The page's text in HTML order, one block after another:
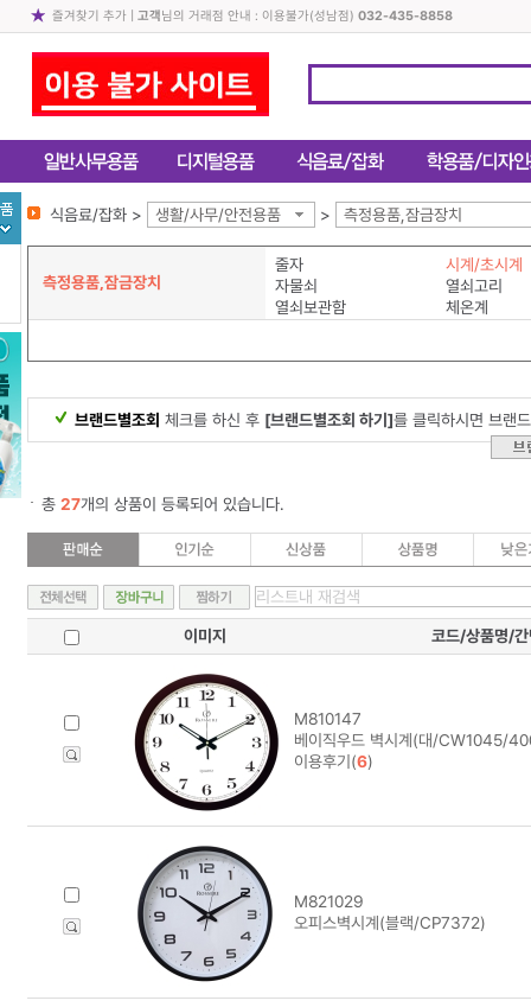
즐겨찾기 추가| 고객님의 거래점 안내 : 이용불가(성남점) 032-435-8858
식음료/잡화 > 생활/사무/안전용품 > 측정용품,잠금장치
측정용품,잠금장치
줄자
시계/초시계
자물쇠
열쇠고리
열쇠보관함
체온계
브랜드별조회 체크를 하신 후 [브랜드별조회 하기]를 클릭하시면 브랜
총 27개의 상품이 등록되어 있습니다.
이미지 코드/상품명/간
M810147
베이직우드 벽시계(대/CW1045/
이용후기(6)
M821029
오피스벽시계(블랙/CP7372)